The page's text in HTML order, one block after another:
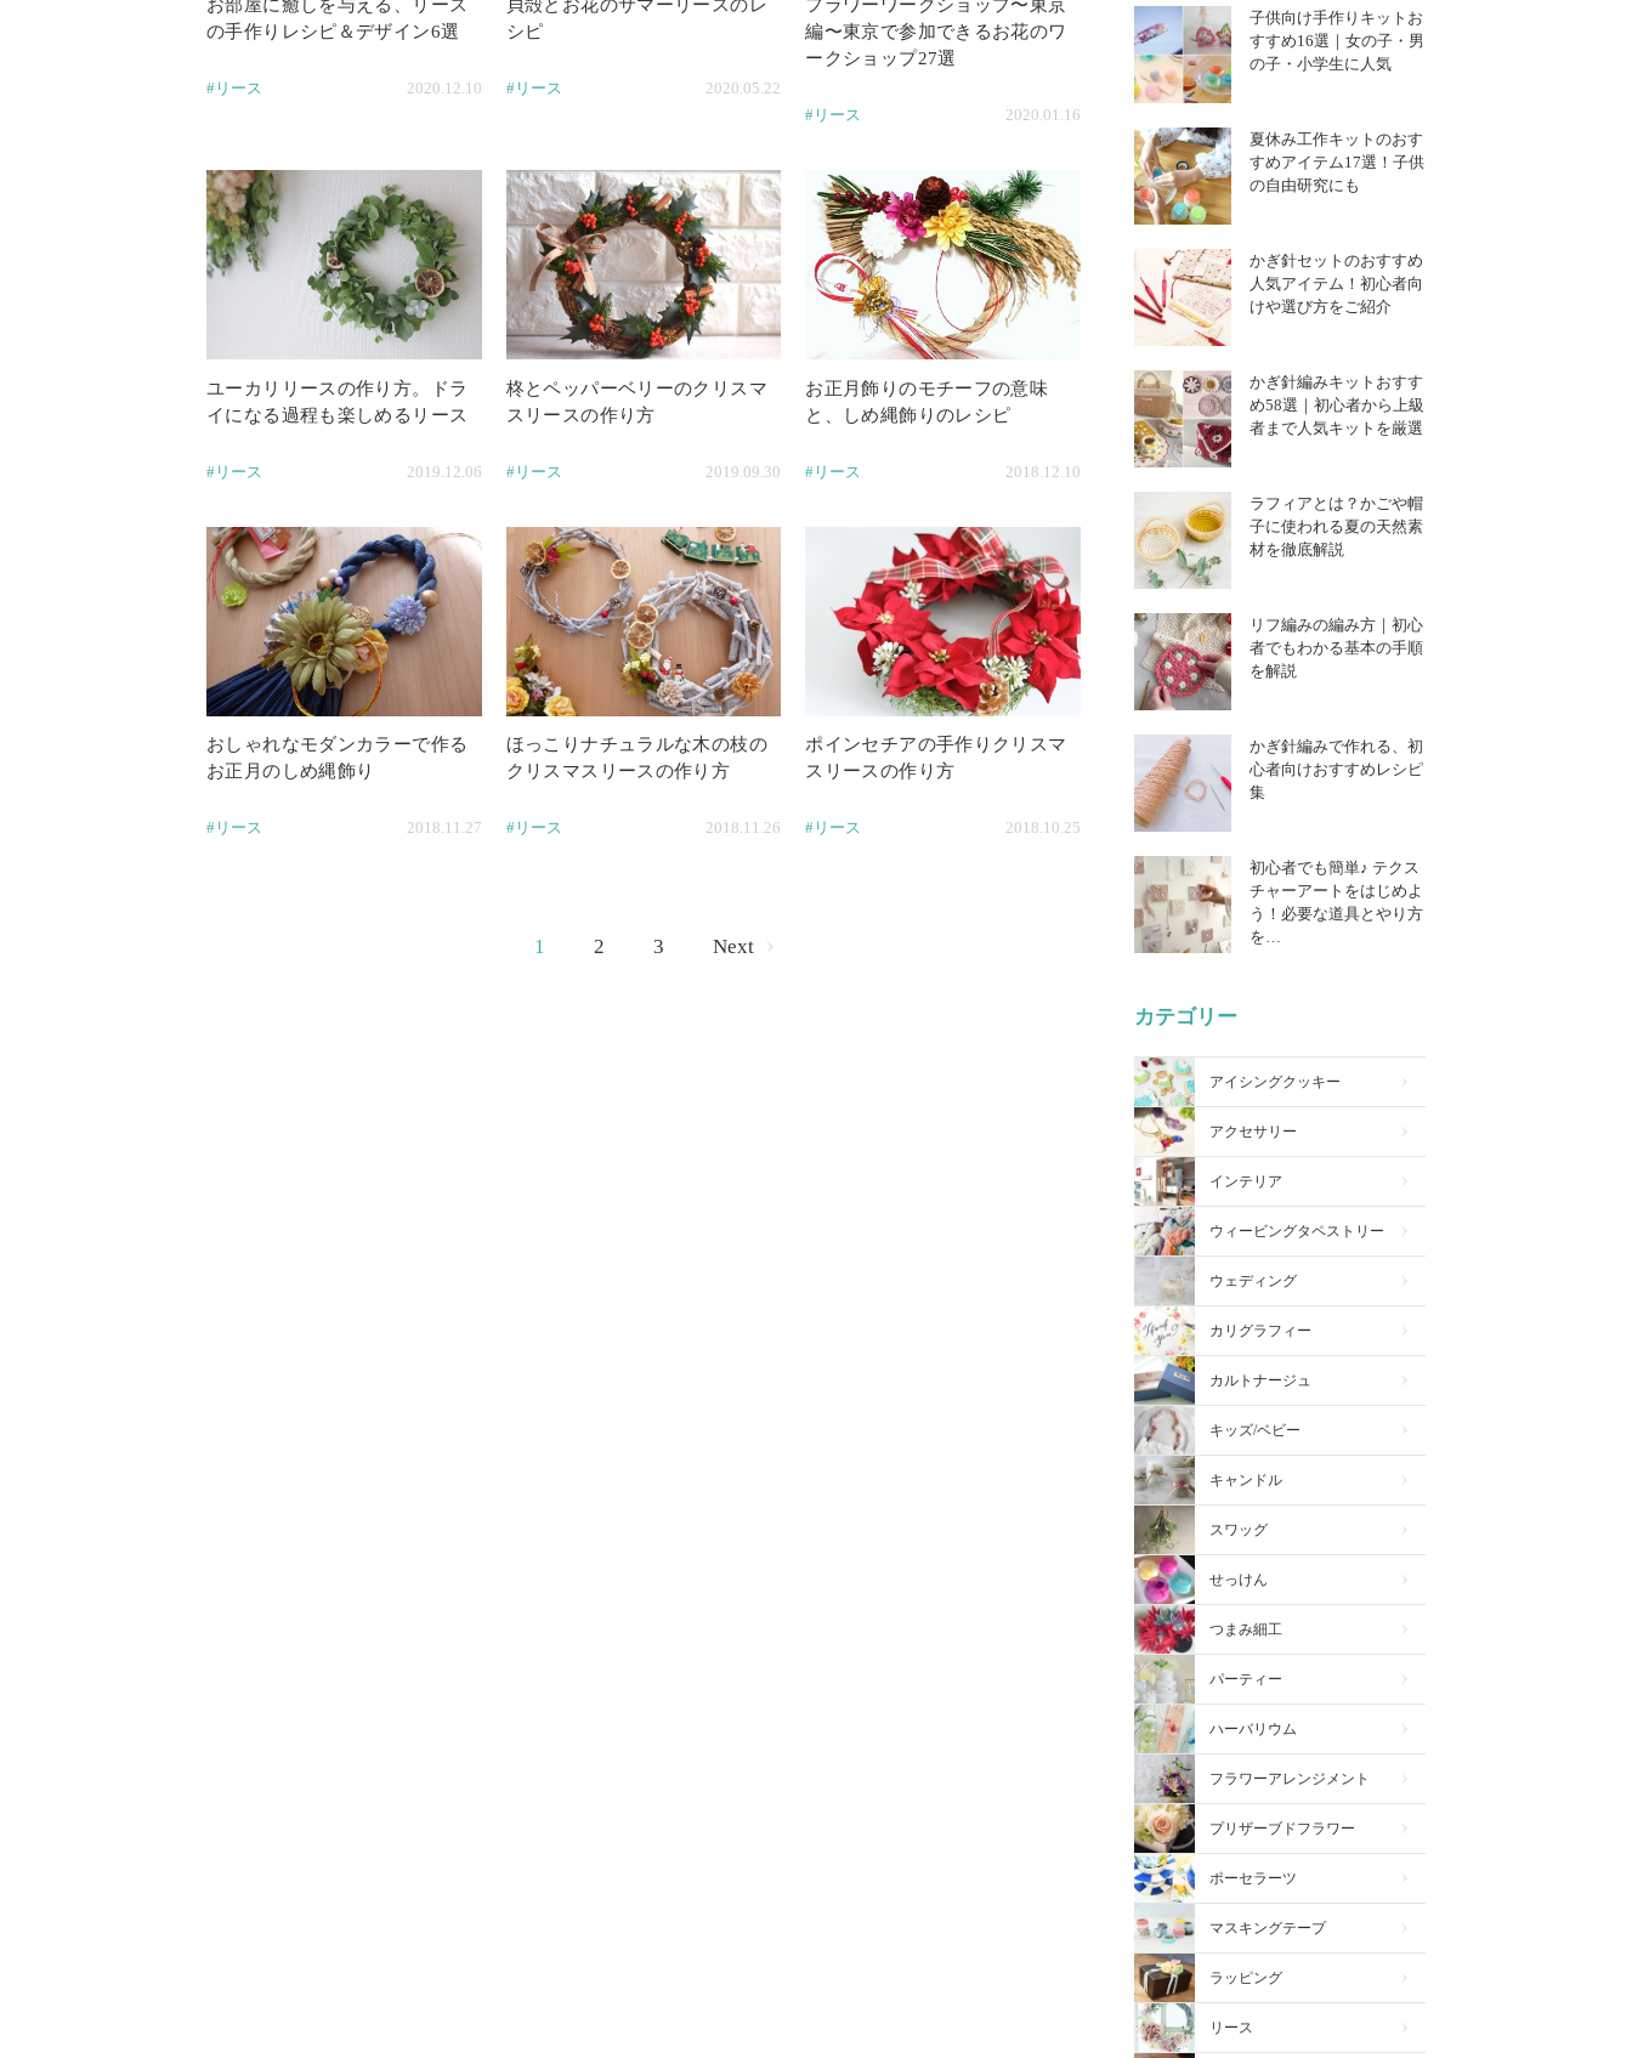
お部屋に癒しを与える、リース
の手作りレシピ＆デザイン6選
#リース 2020.12.10
貝殻とお花のサマーリースのレ
シピ
#リース 2020.05.22
フラワーワークショップ〜東京
編〜東京で参加できるお花のワ
ークショップ27選
#リース 2020.01.16
ユーカリリースの作り方。ドラ
イになる過程も楽しめるリース
#リース 2019.12.06
柊とペッパーベリーのクリスマ
スリースの作り方
#リース 2019.09.30
お正月飾りのモチーフの意味
と、しめ縄飾りのレシピ
#リース 2018.12.10
おしゃれなモダンカラーで作る
お正月のしめ縄飾り
#リース 2018.11.27
ほっこりナチュラルな木の枝の
クリスマスリースの作り方
#リース 2018.11.26
ポインセチアの手作りクリスマ
スリースの作り方
#リース 2018.10.25
1 2 3 Next
子供向け手作りキットお
すすめ16選｜女の子・男
の子・小学生に人気
夏休み工作キットのおす
すめアイテム17選！子供
の自由研究にも
かぎ針セットのおすすめ
人気アイテム！初心者向
けや選び方をご紹介
かぎ針編みキットおすす
め58選｜初心者から上級
者まで人気キットを厳選
ラフィアとは？かごや帽
子に使われる夏の天然素
材を徹底解説
リフ編みの編み方｜初心
者でもわかる基本の手順
を解説
かぎ針編みで作れる、初
心者向けおすすめレシピ
集
初心者でも簡単♪ テクス
チャーアートをはじめよ
う！必要な道具とやり方
を…
カテゴリー
アイシングクッキー
アクセサリー
インテリア
ウィービングタペストリー
ウェディング
カリグラフィー
カルトナージュ
キッズ/ベビー
キャンドル
スワッグ
せっけん
つまみ細工
パーティー
ハーバリウム
フラワーアレンジメント
プリザーブドフラワー
ポーセラーツ
マスキングテープ
ラッピング
リース